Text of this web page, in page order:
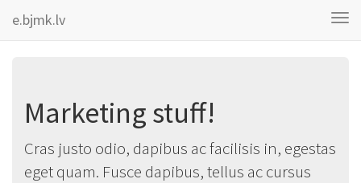
e.bjmk.lv
Marketing stuff!
Cras justo odio, dapibus ac facilisis in, egestas
eget quam. Fusce dapibus, tellus ac cursus